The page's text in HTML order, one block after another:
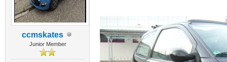
ccmskates
Junior Member